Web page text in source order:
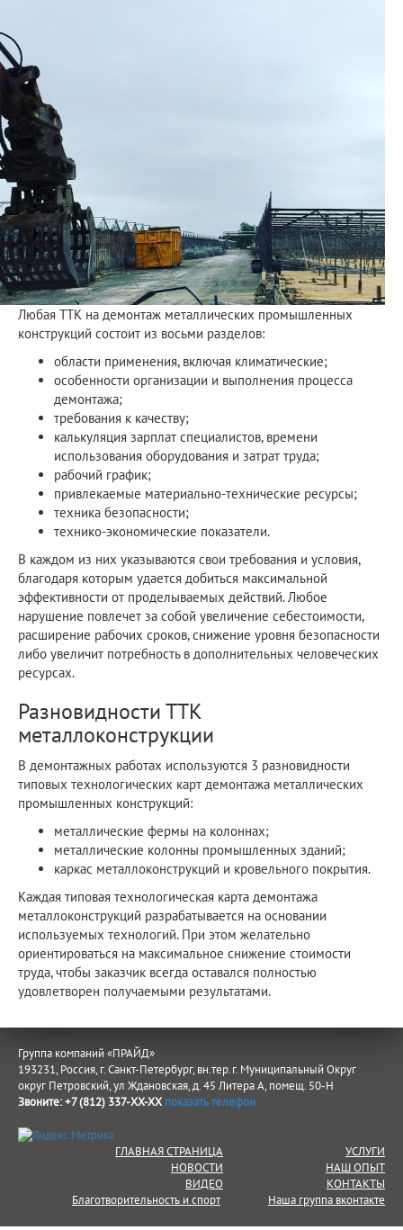
Любая ТТК на демонтаж металлических промышленных
конструкций состоит из восьми разделов:
области применения, включая климатические;
особенности организации и выполнения процесса
демонтажа;
требования к качеству;
калькуляция зарплат специалистов, времени
использования оборудования и затрат труда;
рабочий график;
привлекаемые материально-технические ресурсы;
техника безопасности;
технико-экономические показатели.
В каждом из них указываются свои требования и условия,
благодаря которым удается добиться максимальной
эффективности от проделываемых действий. Любое
нарушение повлечет за собой увеличение себестоимости,
расширение рабочих сроков, снижение уровня безопасности
либо увеличит потребность в дополнительных человеческих
ресурсах.
Разновидности ТТК
металлоконструкции
В демонтажных работах используются 3 разновидности
типовых технологических карт демонтажа металлических
промышленных конструкций:
металлические фермы на колоннах;
металлические колонны промышленных зданий;
каркас металлоконструкций и кровельного покрытия.
Каждая типовая технологическая карта демонтажа
металлоконструкций разрабатывается на основании
используемых технологий. При этом желательно
ориентироваться на максимальное снижение стоимости
труда, чтобы заказчик всегда оставался полностью
удовлетворен получаемыми результатами.
Группа компаний «ПРАЙД»
193231, Россия, г. Санкт-Петербург, вн.тер.г. Муниципальный Округ
округ Петровский, ул Ждановская, д. 45 Литера А, помещ. 50-Н
Звоните:+7 (812) 337-XX-XX показать телефон
ГЛАВНАЯ СТРАНИЦА
УСЛУГИ
НОВОСТИ
НАШ ОПЫТ
ВИДЕО
КОНТАКТЫ
Благотворительность и спорт
Наша группа вконтакте